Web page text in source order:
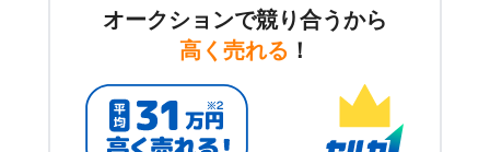
オークションで競り合うから
高く売れる ！